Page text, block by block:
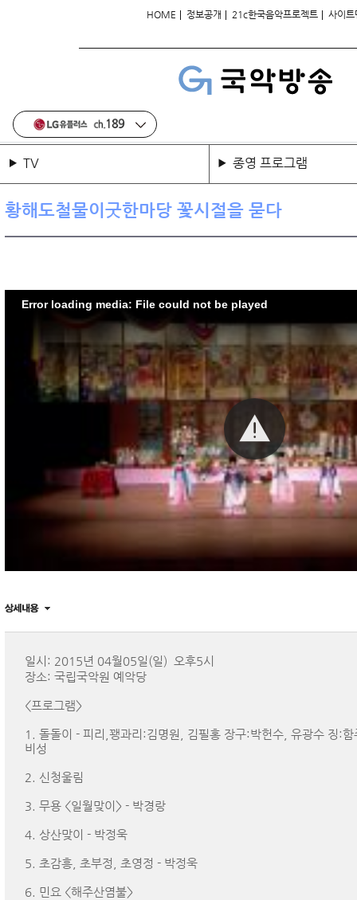
HOME | 정보공개 | 21c한국음악프로젝트 | 사이트
TV 종영 프로그램
황해도철물이굿한마당 꽃시절을 묻다
Error loading media: File could not be played
일시: 2015년 04월05일(일) 오후5시
장소: 국립국악원 예악당
<프로그램>
1. 돌돌이 - 피리,꽹과리:김명원, 김필홍 장구:박헌수, 유광수 징:
비성
2. 신청울림
3. 무용 <일월맞이> - 박경랑
4. 상산맞이 - 박정욱
5. 초감흥, 초부정, 초영정 - 박정욱
6. 민요 <해주산염불>